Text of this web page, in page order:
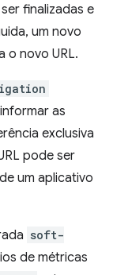
finalizadas e
um novo
o novo URL.
as
exclusiva
pode ser
um aplicativo
soft-
de métricas